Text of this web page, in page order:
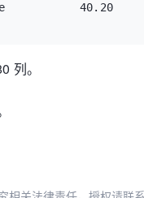
40.20
列。